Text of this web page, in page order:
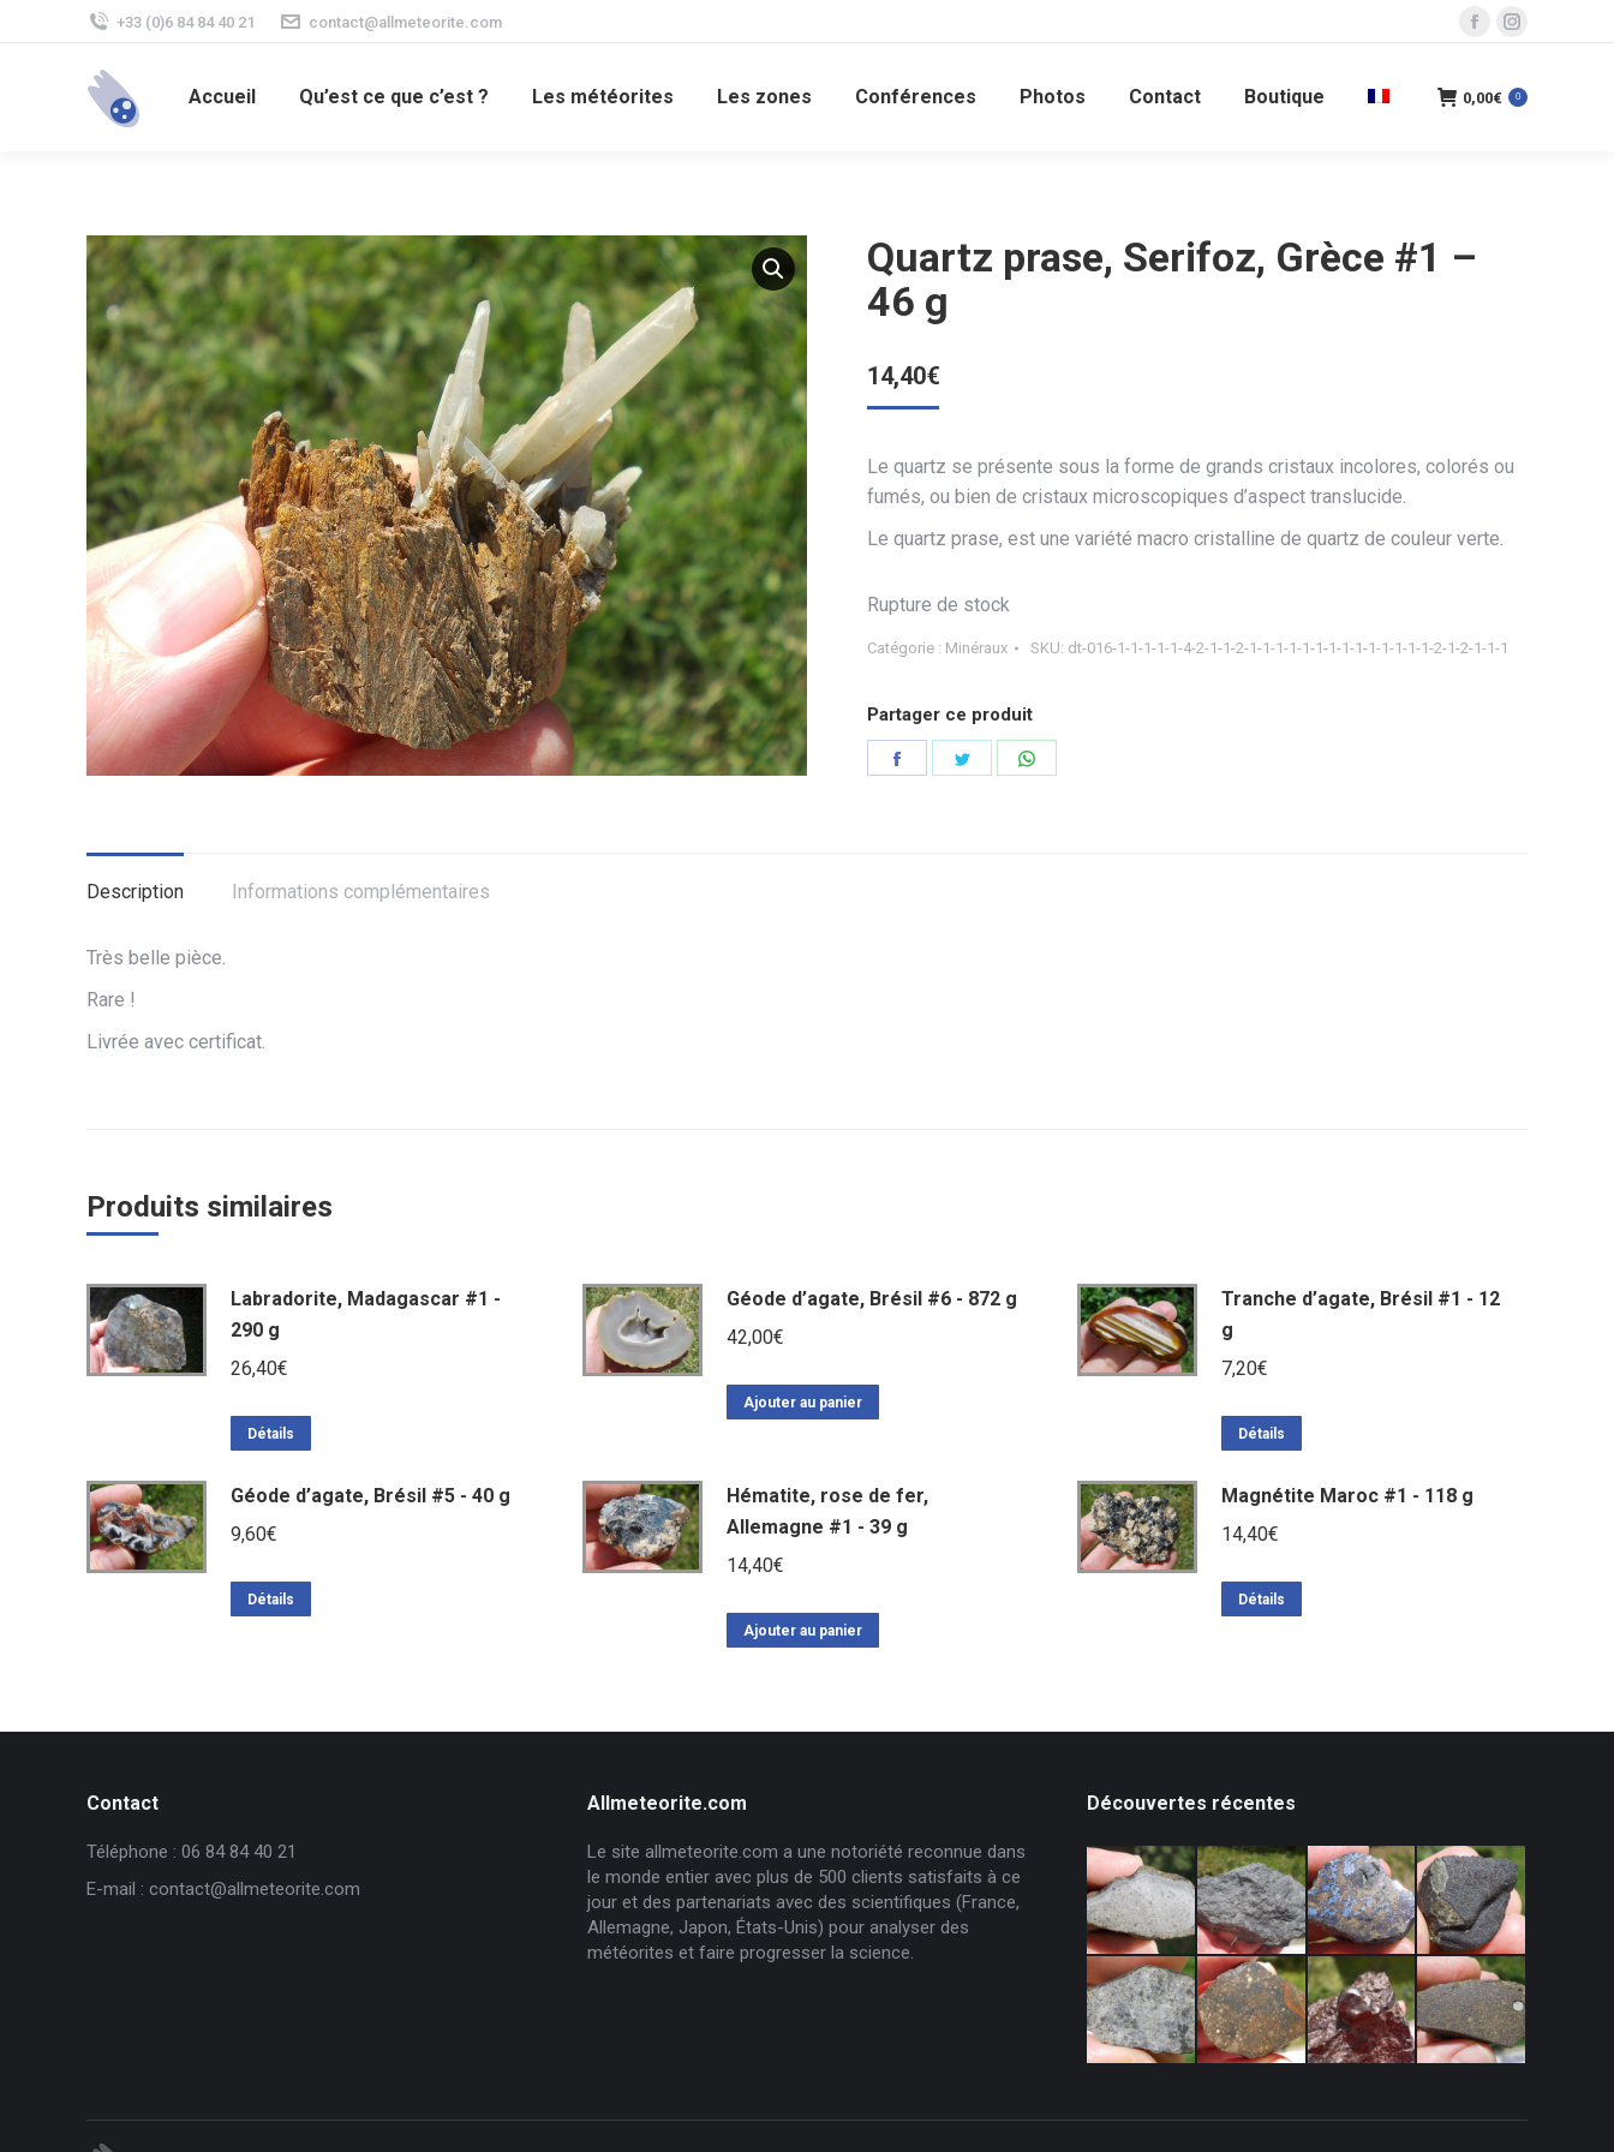
+33 (0)6 84 84 40 21 contact@allmeteorite.com
La
Facebook
fenêtre
La
Instagram
Accueil Qu’est ce que c’est ? Les météorites Les zones Conférences Photos Contact Boutique 0,00€ 0
Quartz prase, Serifoz, Grèce #1 –
46 g
14,40€
Le quartz se présente sous la forme de grands cristaux incolores, colorés ou
fumés, ou bien de cristaux microscopiques d’aspect translucide.
Le quartz prase, est une variété macro cristalline de quartz de couleur verte.
Rupture de stock
Catégorie : Minéraux SKU: dt-016-1-1-1-1-1-4-2-1-1-2-1-1-1-1-1-1-1-1-1-1-1-1-1-1-2-1-2-1-1-1
Partager ce produit
Partager Partager
Description Informations complémentaires
Très belle pièce.
Rare !
Livrée avec certificat.
Produits similaires
Labradorite, Madagascar #1 -
290 g
26,40€
Détails
Géode d’agate, Brésil #6 - 872 g
42,00€
Ajouter au panier
Tranche d’agate, Brésil #1 - 12
g
7,20€
Détails
Géode d’agate, Brésil #5 - 40 g
9,60€
Détails
Hématite, rose de fer,
Allemagne #1 - 39 g
14,40€
Ajouter au panier
Magnétite Maroc #1 - 118 g
14,40€
Détails
Contact
Téléphone : 06 84 84 40 21
E-mail : contact@allmeteorite.com
Allmeteorite.com
Le site allmeteorite.com a une notoriété reconnue dans
le monde entier avec plus de 500 clients satisfaits à ce
jour et des partenariats avec des scientifiques (France,
Allemagne, Japon, États-Unis) pour analyser des
météorites et faire progresser la science.
Découvertes récentes